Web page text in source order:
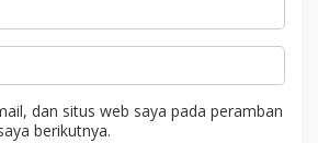
dan situs web saya pada peramban
berikutnya.